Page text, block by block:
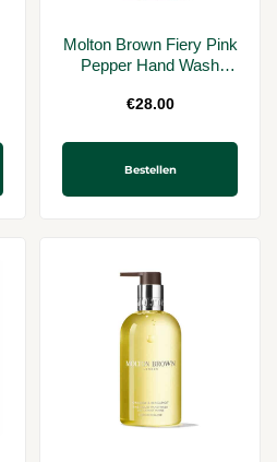
Molton Brown Fiery Pink
Pepper Hand Wash
€28.00
Bestellen